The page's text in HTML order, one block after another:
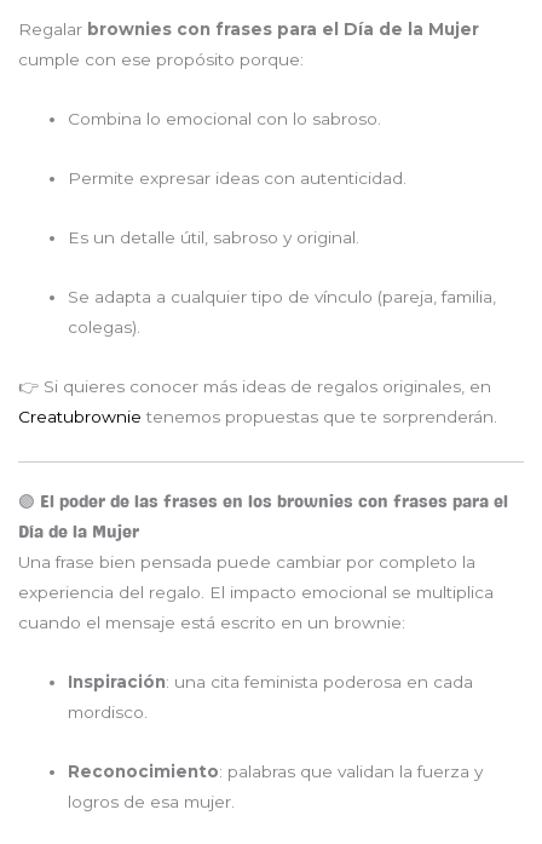
Regalar brownies con frases para el Día de la Mujer
cumple con ese propósito porque:
Combina lo emocional con lo sabroso.
Permite expresar ideas con autenticidad.
Es un detalle útil, sabroso y original.
Se adapta a cualquier tipo de vínculo (pareja, familia,
colegas).
👉 Si quieres conocer más ideas de regalos originales, en
Creatubrownie tenemos propuestas que te sorprenderán.
🟣 El poder de las frases en los brownies con frases para el
Día de la Mujer
Una frase bien pensada puede cambiar por completo la
experiencia del regalo. El impacto emocional se multiplica
cuando el mensaje está escrito en un brownie:
Inspiración: una cita feminista poderosa en cada
mordisco.
Reconocimiento: palabras que validan la fuerza y
logros de esa mujer.